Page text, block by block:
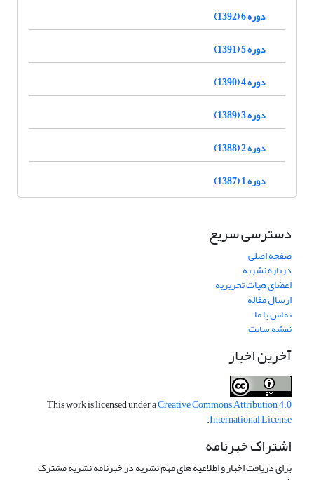
دوره 6 (1392)
دوره 5 (1391)
دوره 4 (1390)
دوره 3 (1389)
دوره 2 (1388)
دوره 1 (1387)
دسترسی سریع
صفحه اصلی
درباره نشریه
اعضای هیات تحریریه
ارسال مقاله
تماس با ما
نقشه سایت
آخرین اخبار
This work is licensed under aCreative Commons Attribution 4.0
International License
.
اشتراک خبرنامه
برای دریافت اخبار و اطلاعیه های مهم نشریه در خبرنامه نشریه مشترک